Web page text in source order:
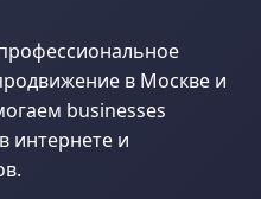
в Москве и
businesses
интернете и